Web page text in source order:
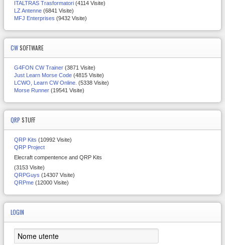
ITALTRAS Trasformatori (4114 Visite)
LZ Antenne (6841 Visite)
MFJ Enterprises (9432 Visite)
CWSOFTWARE
G4FON CW Trainer (3871 Visite)
Just Learn Morse Code (4815 Visite)
LCWO, Learn CW Online. (5338 Visite)
Morse Runner (19541 Visite)
QRP STUFF
QRP Kits (10992 Visite)
QRP Project
Elecraft compentence and QRP Kits
(3153 Visite)
QRPGuys (14307 Visite)
QRPme (12000 Visite)
LOGIN